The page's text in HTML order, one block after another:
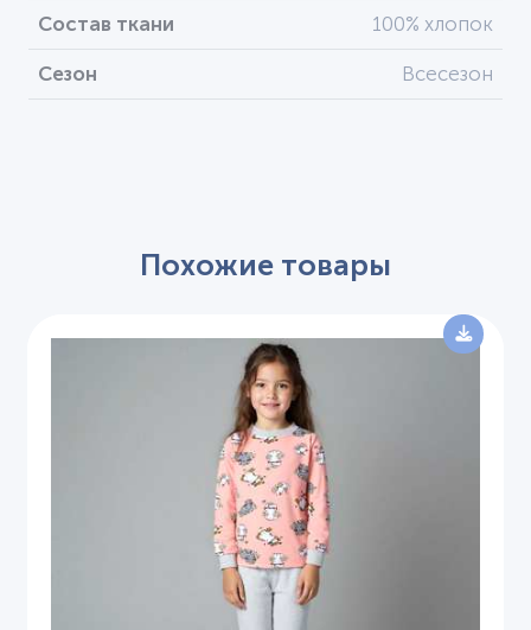
Состав ткани 100% хлопок
Сезон Всесезон
Похожие товары